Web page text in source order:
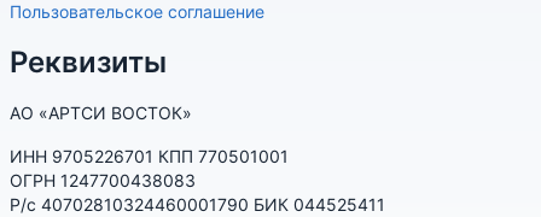
Пользовательское соглашение
Реквизиты
АО «АРТСИ ВОСТОК»
ИНН 9705226701 КПП 770501001
ОГРН 1247700438083
Р/с 40702810324460001790 БИК 044525411